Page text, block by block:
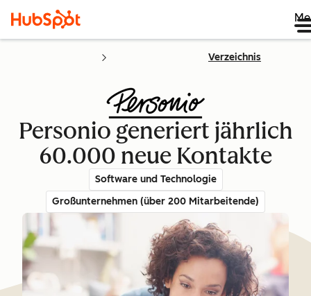
Verzeichnis
Personio generiert jährlich
60.000 neue Kontakte
Software und Technologie
Großunternehmen (über 200 Mitarbeitende)